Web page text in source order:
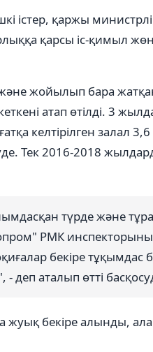
істер, қаржы
қарсы іс-қимыл
жойылып бара
атап өтілді. 3
келтірілген залал
Тек 2016-2018
түрде және
РМК
бекіре тұқымдас
деп аталып өтті
бекіре алынды,